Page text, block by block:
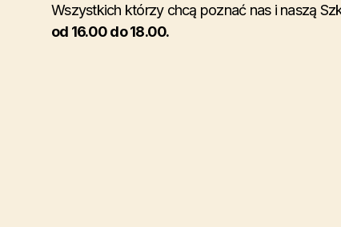
Wszystkich którzy chcą poznać nas i naszą
od 16.00 do 18.00.